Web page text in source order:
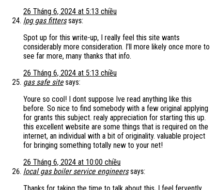
26 Tháng 6, 2024 at 5:13 chiều
lpg gas fitters says:
Spot up for this write-up, I really feel this site wants
considerably more consideration. I’ll more likely once more to
see far more, many thanks that info.
26 Tháng 6, 2024 at 5:13 chiều
gas safe site says:
Youre so cool! I dont suppose Ive read anything like this
before. So nice to find somebody with a few original applying
for grants this subject. realy appreciation for starting this up.
this excellent website are some things that is required on the
internet, an individual with a bit of originality. valuable project
for bringing something totally new to your net!
26 Tháng 6, 2024 at 10:00 chiều
local gas boiler service engineers says: